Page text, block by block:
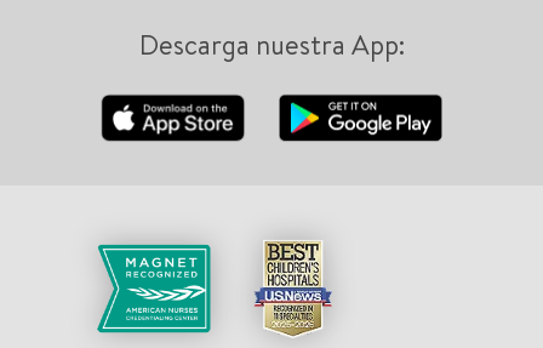
Descarga nuestra App: